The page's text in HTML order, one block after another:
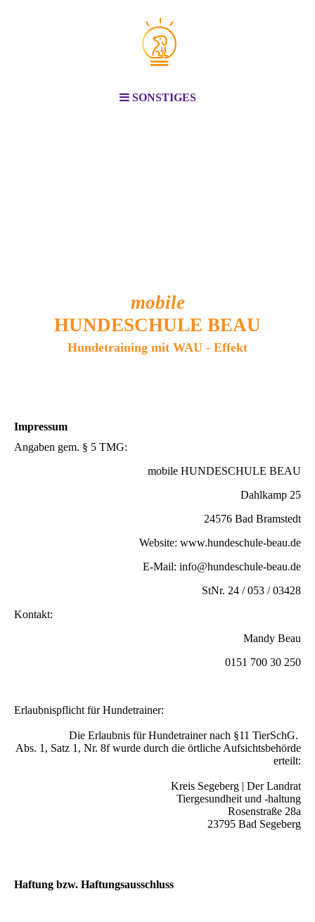
SONSTIGES
mobile
HUNDESCHULE BEAU
Hundetraining mit WAU - Effekt
Impressum
Angaben gem. § 5 TMG:
mobile HUNDESCHULE BEAU
Dahlkamp 25
24576 Bad Bramstedt
Website: www.hundeschule-beau.de
E-Mail: info@hundeschule-beau.de
StNr. 24 / 053 / 03428
Kontakt:
Mandy Beau
0151 700 30 250
Erlaubnispflicht für Hundetrainer:
Die Erlaubnis für Hundetrainer nach §11 TierSchG.
Abs. 1, Satz 1, Nr. 8f wurde durch die örtliche Aufsichtsbehörde
erteilt:
Kreis Segeberg | Der Landrat
Tiergesundheit und -haltung
Rosenstraße 28a
23795 Bad Segeberg
Haftung bzw. Haftungsausschluss